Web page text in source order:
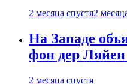
2 месяца спустя2
На Западе
фон дер Ляйен
2 месяца спустя